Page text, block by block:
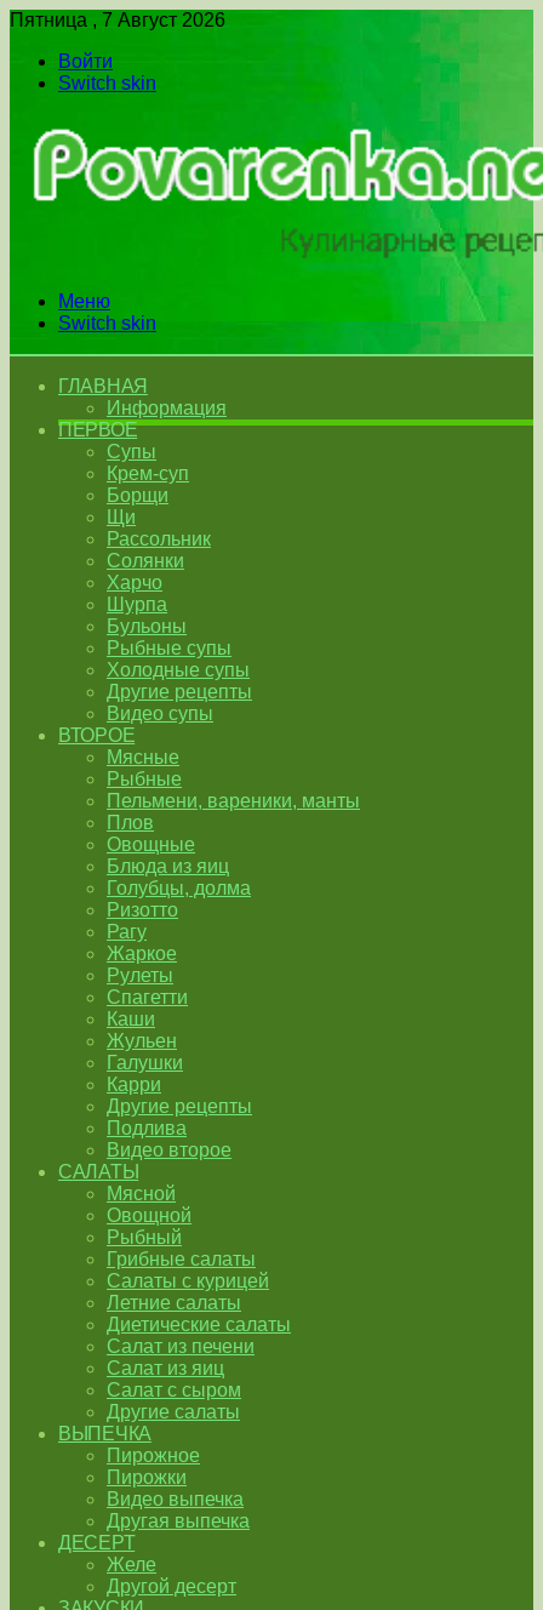
Пятница , 7 Август 2026
Войти
Switch skin
Меню
Switch skin
ГЛАВНАЯ
Информация
ПЕРВОЕ
Супы
Крем-суп
Борщи
Щи
Рассольник
Солянки
Харчо
Шурпа
Бульоны
Рыбные супы
Холодные супы
Другие рецепты
Видео супы
ВТОРОЕ
Мясные
Рыбные
Пельмени, вареники, манты
Плов
Овощные
Блюда из яиц
Голубцы, долма
Ризотто
Рагу
Жаркое
Рулеты
Спагетти
Каши
Жульен
Галушки
Карри
Другие рецепты
Подлива
Видео второе
САЛАТЫ
Мясной
Овощной
Рыбный
Грибные салаты
Салаты с курицей
Летние салаты
Диетические салаты
Салат из печени
Салат из яиц
Салат с сыром
Другие салаты
ВЫПЕЧКА
Пирожное
Пирожки
Видео выпечка
Другая выпечка
ДЕСЕРТ
Желе
Другой десерт